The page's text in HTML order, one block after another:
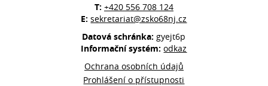
T: +420 556 708 124
E:sekretariat@zsko68nj.cz
Datová schránka:gyejt6p
Informační systém:odkaz
Ochrana osobních údajů
Prohlášení o přístupnosti